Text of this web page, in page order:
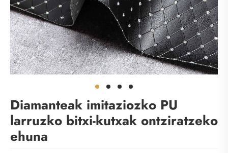
Diamanteak imitaziozko PU
larruzko bitxi-kutxak ontziratzeko
ehuna